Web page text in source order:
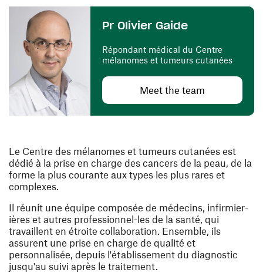
Pr Olivier Gaide
Répondant médical du Centre
mélanomes et tumeurs cutanées
Meet the team
Le Centre des mélanomes et tumeurs cutanées est
dédié à la prise en charge des cancers de la peau, de la
forme la plus courante aux types les plus rares et
complexes.
Il réunit une équipe composée de médecins, infirmier-
ières et autres professionnel-les de la santé, qui
travaillent en étroite collaboration. Ensemble, ils
assurent une prise en charge de qualité et
personnalisée, depuis l'établissement du diagnostic
jusqu'au suivi après le traitement.